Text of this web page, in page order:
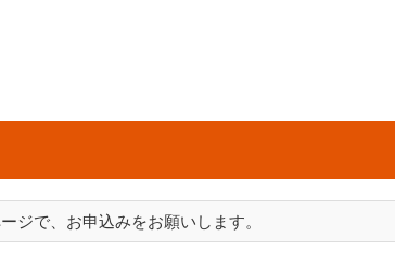
ジで、お申込みをお願いします。